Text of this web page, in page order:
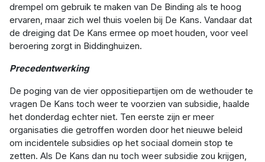
drempel om gebruik te maken van De Binding als te hoog
ervaren, maar zich wel thuis voelen bij De Kans. Vandaar dat
de dreiging dat De Kans ermee op moet houden, voor veel
beroering zorgt in Biddinghuizen.
Precedentwerking
De poging van de vier oppositiepartijen om de wethouder te
vragen De Kans toch weer te voorzien van subsidie, haalde
het donderdag echter niet. Ten eerste zijn er meer
organisaties die getroffen worden door het nieuwe beleid
om incidentele subsidies op het sociaal domein stop te
zetten. Als De Kans dan nu toch weer subsidie zou krijgen,